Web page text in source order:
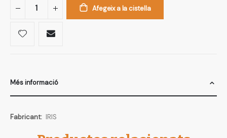
Afegeix a la cistella
Més informació
Més
IRIS